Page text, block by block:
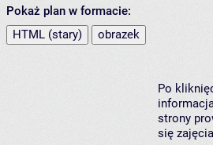
Pokaż plan w formacie:
HTML (stary)
obrazek
Po
strony
się